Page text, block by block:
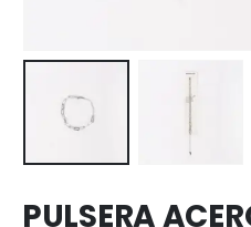
PULSERA